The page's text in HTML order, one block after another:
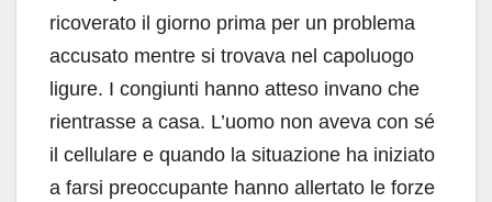
ricoverato il giorno prima per un problema
accusato mentre si trovava nel capoluogo
ligure. I congiunti hanno atteso invano che
rientrasse a casa. L’uomo non aveva con sé
il cellulare e quando la situazione ha iniziato
a farsi preoccupante hanno allertato le forze